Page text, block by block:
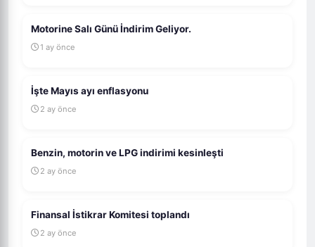
Motorine Salı Günü İndirim Geliyor.
1 ay önce
İşte Mayıs ayı enflasyonu
2 ay önce
Benzin, motorin ve LPG indirimi kesinleşti
2 ay önce
Finansal İstikrar Komitesi toplandı
2 ay önce